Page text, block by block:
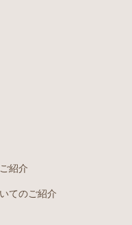
紹介
てのご紹介